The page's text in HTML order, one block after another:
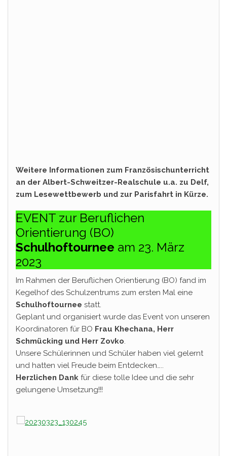
Weitere Informationen zum Französischunterricht
an der Albert-Schweitzer-Realschule u.a. zu Delf,
zum Lesewettbewerb und zur Parisfahrt in Kürze.
EVENT zur Beruflichen
Orientierung (BO)
Schulhoftournee am 23. März
2023
Im Rahmen der Beruflichen Orientierung (BO) fand im
Kegelhof des Schulzentrums zum ersten Mal eine
Schulhoftournee statt.
Geplant und organisiert wurde das Event von unseren
Koordinatoren für BO Frau Khechana, Herr
Schmücking und Herr Zovko.
Unsere Schülerinnen und Schüler haben viel gelernt
und hatten viel Freude beim Entdecken…..
Herzlichen Dank für diese tolle Idee und die sehr
gelungene Umsetzung!!!